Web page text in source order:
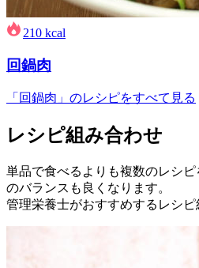
210 kcal
回鍋肉
「回鍋肉」のレシピをすべて見る
レシピ組み合わせ
単品で食べるよりも複数のレシ
のバランスも良くなります。
管理栄養士がおすすめするレシピ